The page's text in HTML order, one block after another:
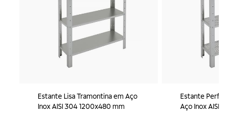
Estante Lisa Tramontina em Aço
Inox AISI 304 1200x480 mm
Estante
Aço Inox AISI